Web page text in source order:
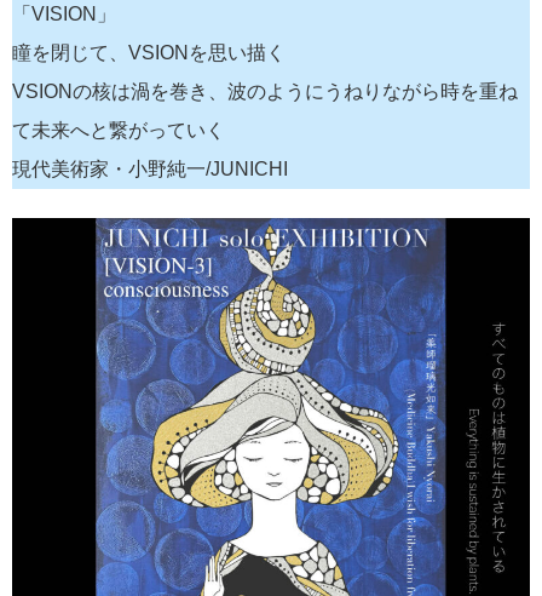
「VISION」
瞳を閉じて、VSIONを思い描く
VSIONの核は渦を巻き、波のようにうねりながら時を重ね
て未来へと繋がっていく
現代美術家・小野純一/JUNICHI